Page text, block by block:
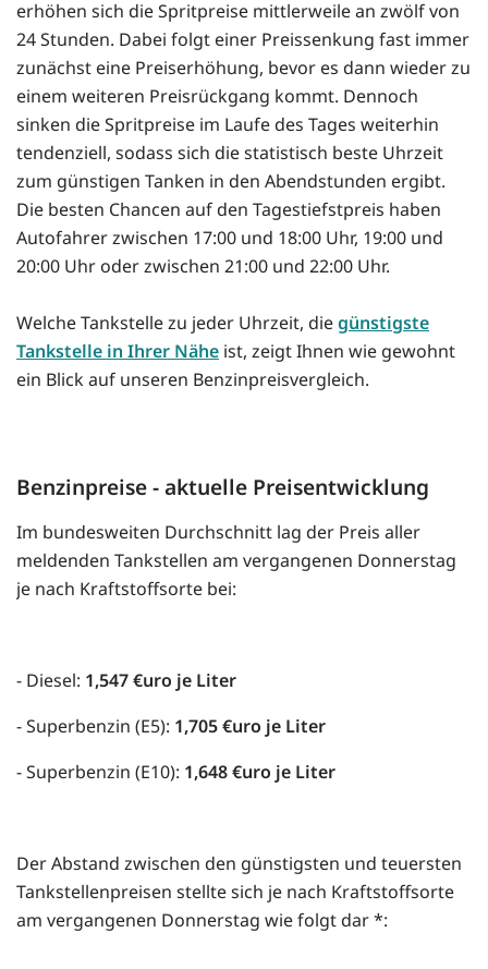
erhöhen sich die Spritpreise mittlerweile an zwölf von
24 Stunden. Dabei folgt einer Preissenkung fast immer
zunächst eine Preiserhöhung, bevor es dann wieder zu
einem weiteren Preisrückgang kommt. Dennoch
sinken die Spritpreise im Laufe des Tages weiterhin
tendenziell, sodass sich die statistisch beste Uhrzeit
zum günstigen Tanken in den Abendstunden ergibt.
Die besten Chancen auf den Tagestiefstpreis haben
Autofahrer zwischen 17:00 und 18:00 Uhr, 19:00 und
20:00 Uhr oder zwischen 21:00 und 22:00 Uhr.
Welche Tankstelle zu jeder Uhrzeit, diegünstigste
Tankstelle in Ihrer Nähe ist, zeigt Ihnen wie gewohnt
ein Blick auf unseren Benzinpreisvergleich.
Benzinpreise - aktuelle Preisentwicklung
Im bundesweiten Durchschnitt lag der Preis aller
meldenden Tankstellen am vergangenen Donnerstag
je nach Kraftstoffsorte bei:
- Diesel: 1,547 €uro je Liter
- Superbenzin (E5): 1,705 €uro je Liter
- Superbenzin (E10): 1,648 €uro je Liter
Der Abstand zwischen den günstigsten und teuersten
Tankstellenpreisen stellte sich je nach Kraftstoffsorte
am vergangenen Donnerstag wie folgt dar *: